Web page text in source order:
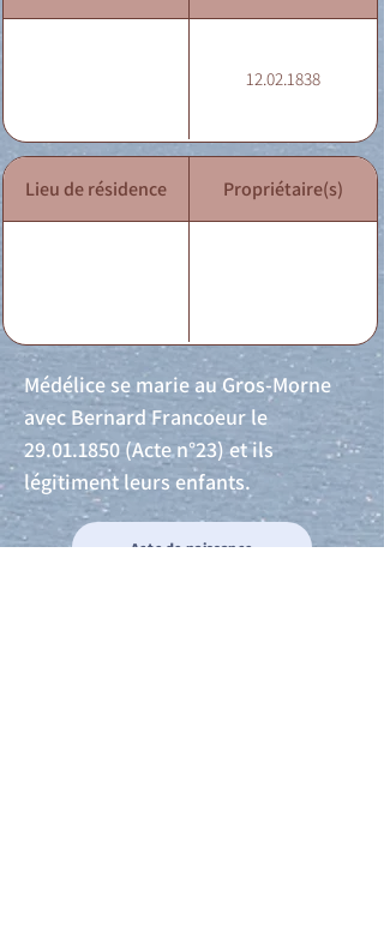
12.02.1838
Lieu de résidence Propriétaire(s)
Médélice se marie au Gros-Morne
avec Bernard Francoeur le
29.01.1850 (Acte n°23) et ils
légitiment leurs enfants.
Acte de naissance